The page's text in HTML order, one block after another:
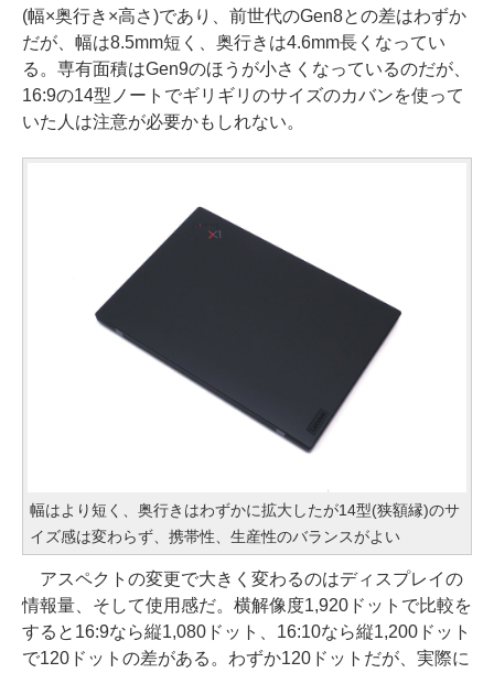
(幅×奥行き×高さ)であり、前世代のGen8との差はわずか
だが、幅は8.5mm短く、奥行きは4.6mm長くなってい
る。専有面積はGen9のほうが小さくなっているのだが、
16:9の14型ノートでギリギリのサイズのカバンを使って
いた人は注意が必要かもしれない。
幅はより短く、奥行きはわずかに拡大したが14型(狭額縁)のサ
イズ感は変わらず、携帯性、生産性のバランスがよい
アスペクトの変更で大きく変わるのはディスプレイの
情報量、そして使用感だ。横解像度1,920ドットで比較を
すると16:9なら縦1,080ドット、16:10なら縦1,200ドット
で120ドットの差がある。わずか120ドットだが、実際に